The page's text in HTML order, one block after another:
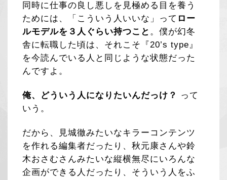
同時に仕事の良し悪しを見極める目を養う
ためには、「こういう人いいな」って ロー
ルモデルを３人ぐらい持つこと 。僕が幻冬
舎に転職した頃は、それこそ『20’s type』
を今読んでいる人と同じような状態だった
んですよ。
俺、どういう人になりたいんだっけ？
って
いう。
だから、見城徹みたいなキラーコンテンツ
を作れる編集者だったり、秋元康さんや鈴
木おさむさんみたいな縦横無尽にいろんな
企画ができる人だったり、そういう人をふ